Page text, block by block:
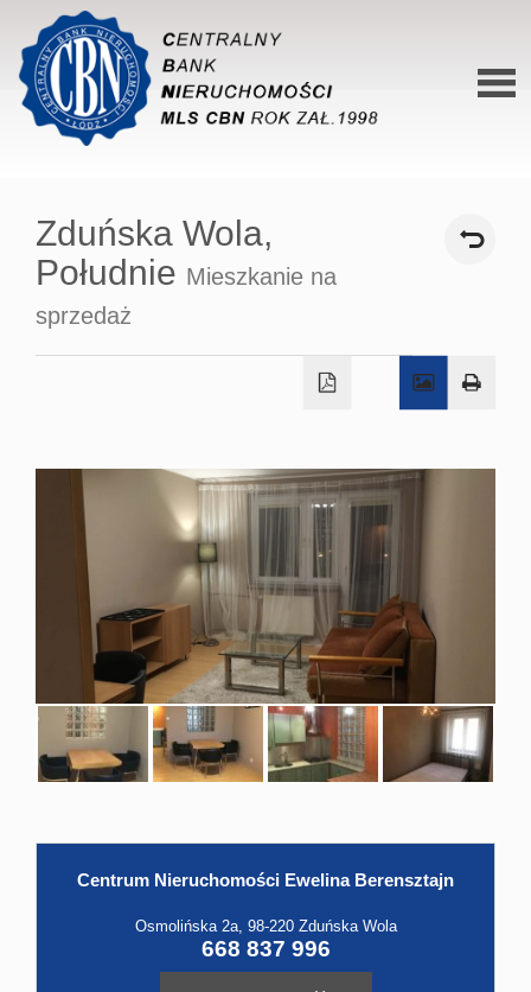
O
Zduńska Wola,
Południe Mieszkanie na
sprzedaż
Centrum Nieruchomości Ewelina Berensztajn
Osmolińska 2a, 98-220 Zduńska Wola
668 837 996